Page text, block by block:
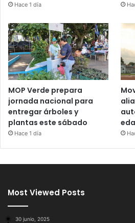
Hace 1 día
MOP Verde prepara
jornada nacional para
entregar árboles y
plantas este sábado
Hace 1 día
Most Viewed Posts
30 junio, 2025